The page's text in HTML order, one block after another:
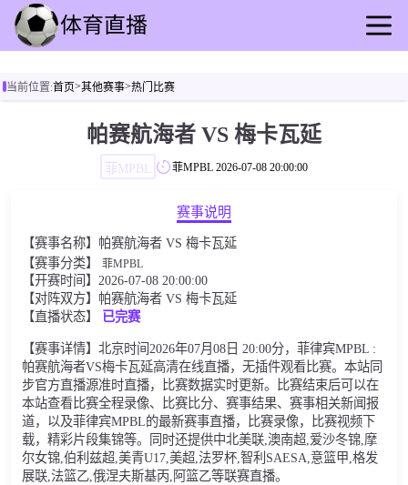
足球直播
其他赛事
当前位置:首页>其他赛事>热门比赛
帕赛航海者 VS 梅卡瓦延
菲MPBL 菲MPBL 2026-07-08 20:00:00
赛事说明
【赛事名称】帕赛航海者 VS 梅卡瓦延
【赛事分类】 菲MPBL
【开赛时间】2026-07-08 20:00:00
【对阵双方】帕赛航海者 VS 梅卡瓦延
【直播状态】
已完赛
【赛事详情】北京时间2026年07月08日 20:00分，菲律宾MPBL :
帕赛航海者VS梅卡瓦延高清在线直播，无插件观看比赛。本站同
步官方直播源准时直播，比赛数据实时更新。比赛结束后可以在
本站查看比赛全程录像、比赛比分、赛事结果、赛事相关新闻报
道，以及菲律宾MPBL的最新赛事直播，比赛录像，比赛视频下
载，精彩片段集锦等。同时还提供中北美联,澳南超,爱沙冬锦,摩
尔女锦,伯利兹超,美青U17,美超,法罗杯,智利SAESA,意篮甲,格发
展联,法篮乙,俄涅夫斯基丙,阿篮乙等联赛直播。